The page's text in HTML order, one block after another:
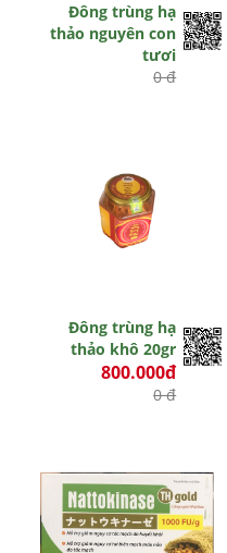
Đông trùng hạ
thảo nguyên con
tươi
0 đ
Đông trùng hạ
thảo khô 20gr
800.000đ
0 đ